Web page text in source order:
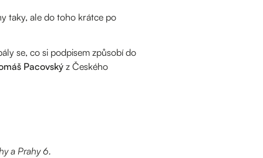
taky, ale do toho krátce po
se, co si podpisem způsobí do
Pacovskýz Českého
a Prahy 6.